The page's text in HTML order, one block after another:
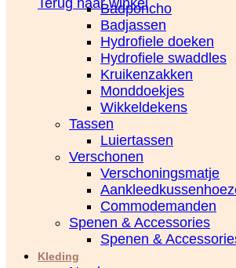
Badponcho
Badjassen
Hydrofiele doeken
Hydrofiele swaddles
Kruikenzakken
Monddoekjes
Wikkeldekens
Tassen
Luiertassen
Verschonen
Verschoningsmatje
Commodemanden
Spenen & Accessories
Spenen &
Kleding